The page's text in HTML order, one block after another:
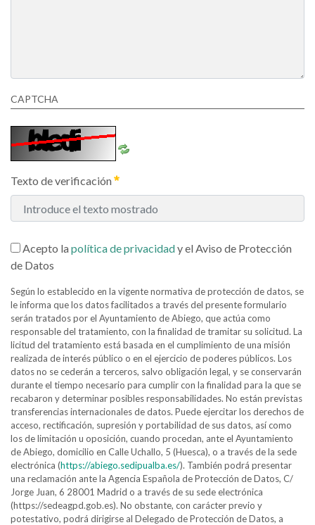
CAPTCHA
Texto de verificación
Acepto la política de privacidady el Aviso de Protección
de Datos
Según lo establecido en la vigente normativa de protección de datos, se
le informa que los datos facilitados a través del presente formulario
serán tratados por el Ayuntamiento de Abiego, que actúa como
responsable del tratamiento, con la finalidad de tramitar su solicitud. La
licitud del tratamiento está basada en el cumplimiento de una misión
realizada de interés público o en el ejercicio de poderes públicos. Los
datos no se cederán a terceros, salvo obligación legal, y se conservarán
durante el tiempo necesario para cumplir con la finalidad para la que se
recabaron y determinar posibles responsabilidades. No están previstas
transferencias internacionales de datos. Puede ejercitar los derechos de
acceso, rectificación, supresión y portabilidad de sus datos, así como
los de limitación u oposición, cuando procedan, ante el Ayuntamiento
de Abiego, domicilio en Calle Uchallo, 5 (Huesca), o a través de la sede
electrónica (https://abiego.sedipualba.es/). También podrá presentar
una reclamación ante la Agencia Española de Protección de Datos, C/
Jorge Juan, 6 28001 Madrid o a través de su sede electrónica
(https://sedeagpd.gob.es). No obstante, con carácter previo y
potestativo, podrá dirigirse al Delegado de Protección de Datos, a